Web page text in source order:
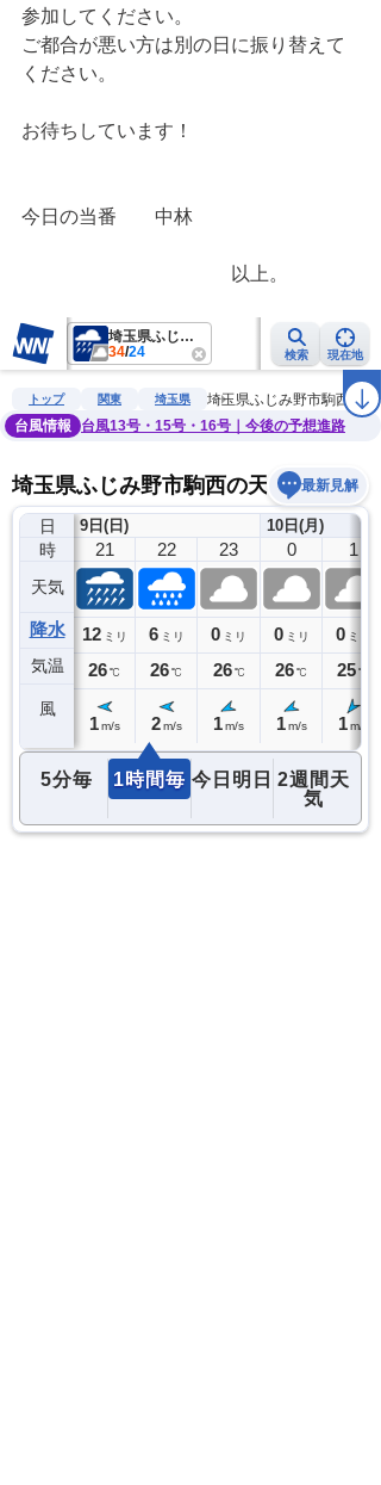
参加してください。
ご都合が悪い方は別の日に振り替えて
ください。
お待ちしています！
今日の当番　　中林
以上。